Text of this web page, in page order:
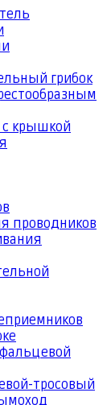
грибок
крышкой
проводников
тросовый